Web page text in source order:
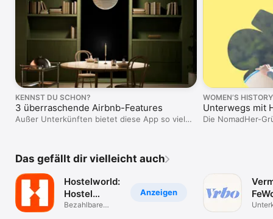
KENNST DU SCHON?
3 überraschende Airbnb-Features
Außer Unterkünften bietet diese App so viel
WOMEN’S
Unterwegs mit
Die NomadHer-
Das gefällt dir vielleicht auch
Anzeigen
Hostelworld:
Hostel
Reise-App
Bezahlbare